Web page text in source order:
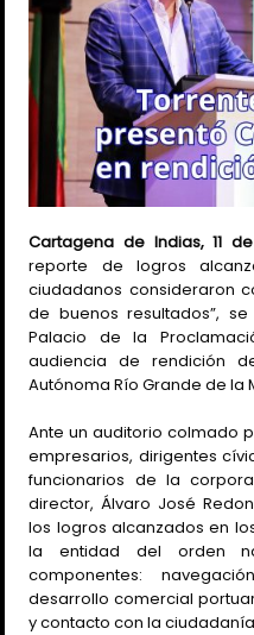
Cartagena de Indias, 11
reporte de logros
ciudadanos consideraron
de buenos resultados”,
Palacio de la
audiencia de rendición
Autónoma Río Grande de la
Ante un auditorio colmado
empresarios, dirigentes
funcionarios de la
director, Álvaro José
los logros alcanzados en
la entidad del orden
componentes: navegación
desarrollo comercial
y contacto con la